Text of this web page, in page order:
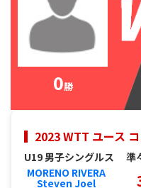
0勝
2023 WTT ユース
U19 男子シングルス 準
MORENO RIVERA
Steven Joel